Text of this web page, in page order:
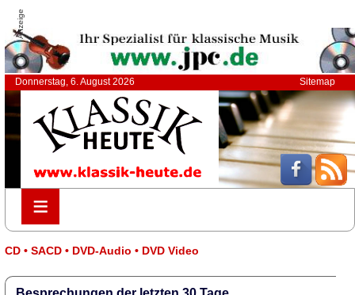
Anzeige
Donnerstag, 6. August 2026 Sitemap
≡
≡
CD • SACD • DVD-Audio • DVD Video